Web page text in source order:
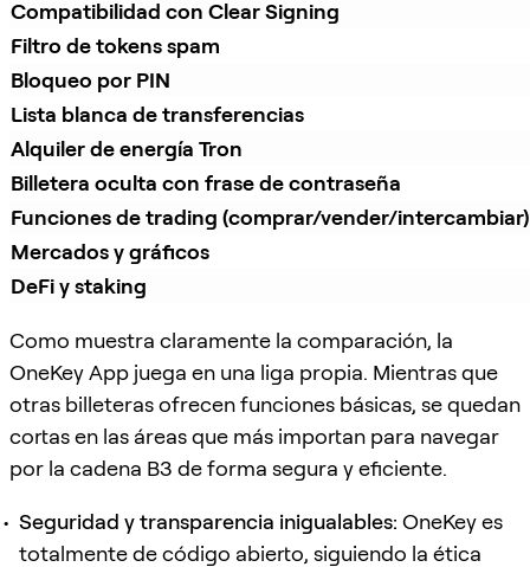
Compatibilidad con Clear Signing
Filtro de tokens spam
Bloqueo por PIN
Lista blanca de transferencias
Alquiler de energía Tron
Billetera oculta con frase de contraseña
Funciones de trading (comprar/vender/intercambiar)
Mercados y gráficos
DeFi y staking
Como muestra claramente la comparación, la
OneKey App juega en una liga propia. Mientras que
otras billeteras ofrecen funciones básicas, se quedan
cortas en las áreas que más importan para navegar
por la cadena B3 de forma segura y eficiente.
Seguridad y transparencia inigualables: OneKey es
totalmente de código abierto, siguiendo la ética